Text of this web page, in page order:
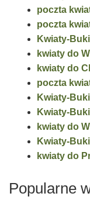
poczta
poczta
Kwiaty-
kwiaty do
kwiaty do
poczta
Kwiaty-
Kwiaty-
kwiaty do
Kwiaty-
kwiaty do
Popularne